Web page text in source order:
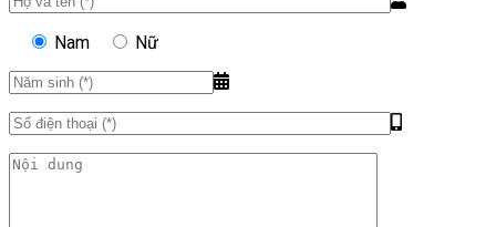
Nam Nữ